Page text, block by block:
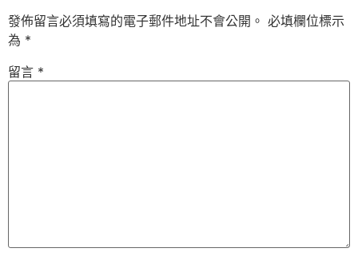
發佈留言必須填寫的電子郵件地址不會公開。 必填欄位標示
為 *
留言 *